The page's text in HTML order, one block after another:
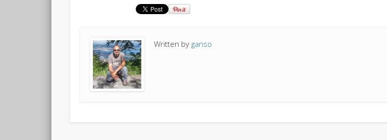
Written by ganso